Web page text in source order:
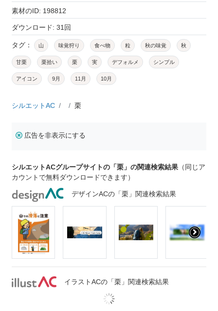
素材のID: 198812
ダウンロード: 31回
タグ： 山 味覚狩り 食べ物 粒 秋の味覚 秋
甘栗 栗拾い 栗 実 デフォルメ シンプル
アイコン 9月 11月 10月
シルエットAC 栗
広告を非表示にする
シルエットACグループサイトの「栗」の関連検索結果 （同じア
カウントで無料ダウンロードできます）
デザインACの「栗」関連検索結果
イラストACの「栗」関連検索結果